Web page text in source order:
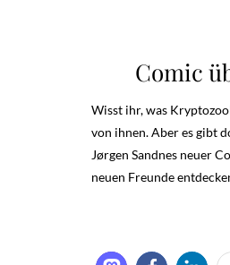
Comic
Wisst ihr, was
von ihnen. Aber es gibt
Jørgen Sandnes neuer
neuen Freunde